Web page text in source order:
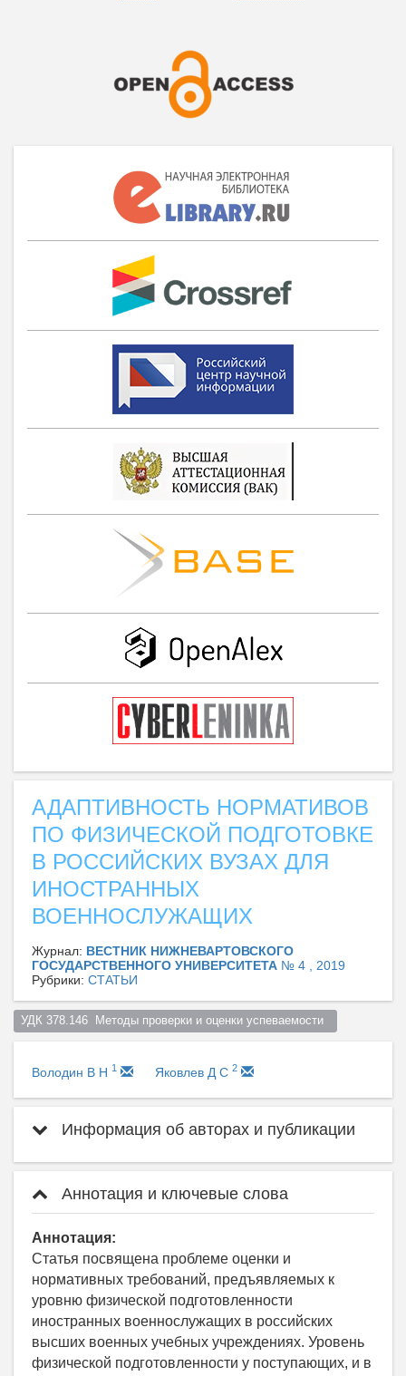
АДАПТИВНОСТЬ НОРМАТИВОВ
ПО ФИЗИЧЕСКОЙ ПОДГОТОВКЕ
В РОССИЙСКИХ ВУЗАХ ДЛЯ
ИНОСТРАННЫХ
ВОЕННОСЛУЖАЩИХ
Журнал: ВЕСТНИК НИЖНЕВАРТОВСКОГО
ГОСУДАРСТВЕННОГО УНИВЕРСИТЕТА № 4 , 2019
Рубрики: СТАТЬИ
УДК 378.146  Методы проверки и оценки успеваемости
Володин В Н 1 Яковлев Д С 2
Информация об авторах и публикации
Аннотация и ключевые слова
Аннотация:
Статья посвящена проблеме оценки и
нормативных требований, предъявляемых к
уровню физической подготовленности
иностранных военнослужащих в российских
высших военных учебных учреждениях. Уровень
физической подготовленности у поступающих, и в